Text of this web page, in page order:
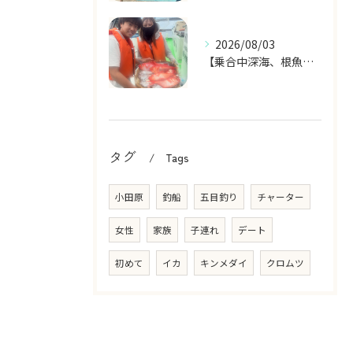
2026/08/03
【乗合中深海、根魚五目船】
タグ Tags
小田原 釣船 五目釣り チャーター
女性 家族 子連れ デート
初めて イカ キンメダイ クロムツ